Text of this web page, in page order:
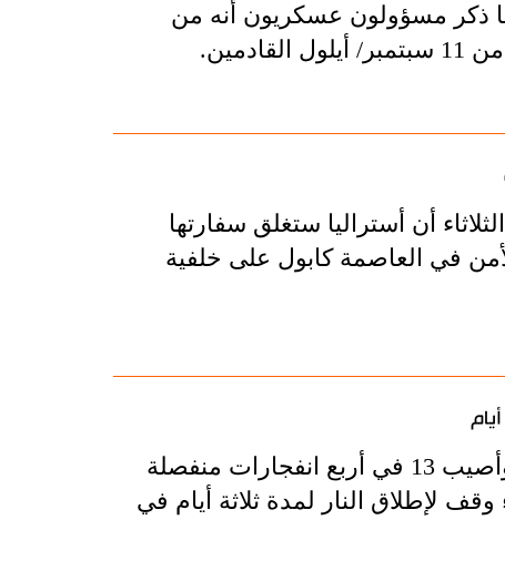
بين 16 و25 في المئة، بينما ذكر مسؤولون عسكريون أنه من
أن أستراليا ستغلق سفارتها
في العاصمة كابول على خلفية
قال مسؤولون محليون إن 11 شخصا على الأقل قتلوا وأصيب 13 في أربع انفجارات منفصلة
لإطلاق النار لمدة ثلاثة أيام في